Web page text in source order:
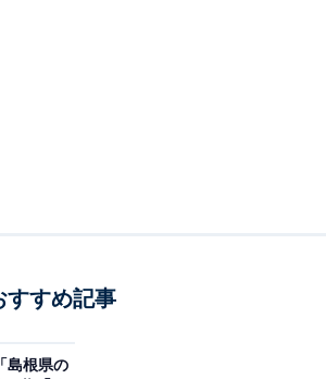
や山の幸をバーベキューで楽しめ
やラジコンサーキット、ゴーカート
すすめ記事
島根県の